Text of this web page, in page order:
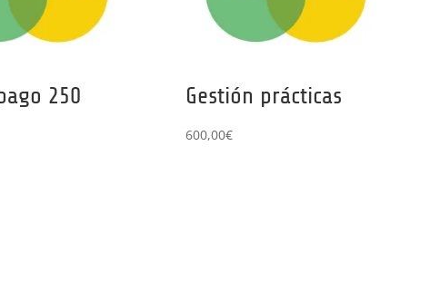
250 Gestión prácticas
600,00€